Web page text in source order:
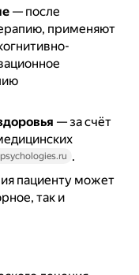
— после
применяют
— за счёт
psychologies.ru .
пациенту может
так и